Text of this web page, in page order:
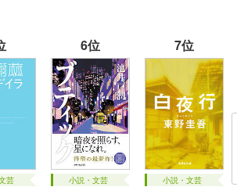
芸
6位
小説・文芸
7位
小説・文芸